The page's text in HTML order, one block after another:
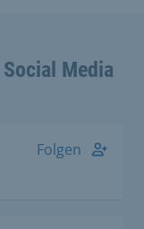
Media
Folgen